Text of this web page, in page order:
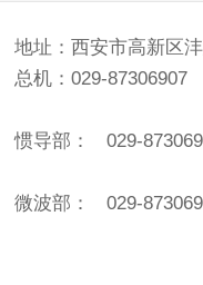
地址：西安市高新区
总机：029-87306907
惯导部： 029-
微波部： 029-